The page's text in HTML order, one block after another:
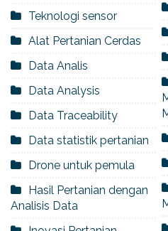
Teknologi sensor
Alat Pertanian Cerdas
Data Analis
Data Analysis
Data Traceability
Data statistik pertanian
Drone untuk pemula
Hasil Pertanian dengan
Analisis Data